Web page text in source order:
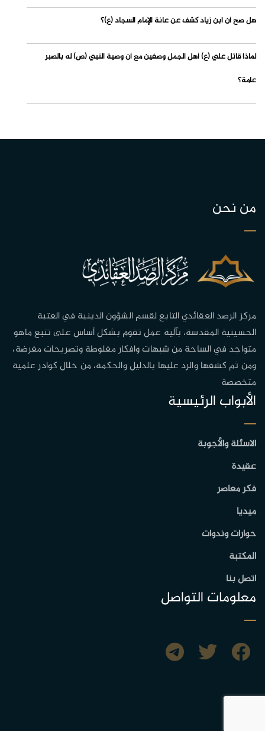
هل صح أن ابن زياد كشف عن عانة الإمام السجاد (ع)؟
لماذا قاتل علي (ع) أهل الجمل وصفين مع أن وصية النبي (ص) له بالصبر
عامة؟
من نحن
مركز الرصد العقائدي التابع لقسم الشؤون الدينية في العتبة
الحسينية المقدسة، بآلية عمل تقوم بشكل أساس على تتبع ماهو
متواجد في الساحة من شبهات وافكار مغلوطة وتصريحات مغرضة،
ومن ثم كشفها والرد عليها بالدليل والحكمة، من خلال كوادر علمية
متخصصة
الأبواب الرئيسية
الاسئلة والأجوبة
عقيدة
فكر معاصر
ميديا
حوارات وندوات
المكتبة
اتصل بنا
معلومات التواصل